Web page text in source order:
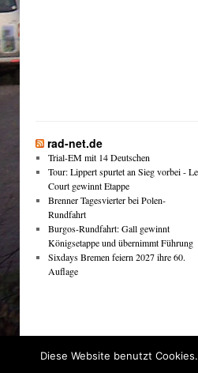
rad-net.de
Trial-EM mit 14 Deutschen
Tour: Lippert spurtet an Sieg vorbei - Le
Court gewinnt Etappe
Brenner Tagesvierter bei Polen-
Rundfahrt
Burgos-Rundfahrt: Gall gewinnt
Königsetappe und übernimmt Führung
Sixdays Bremen feiern 2027 ihre 60.
Auflage
Diese Website benutzt